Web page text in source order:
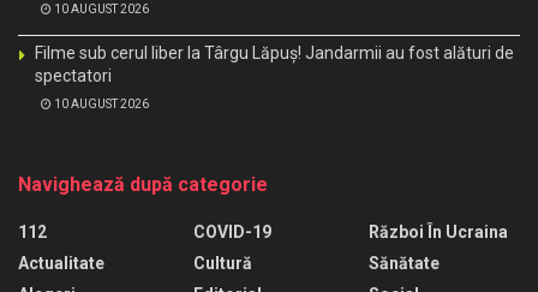
10 AUGUST 2026
Filme sub cerul liber la Târgu Lăpuș! Jandarmii au fost alături de
spectatori
10 AUGUST 2026
Navighează după categorie
112
Actualitate
COVID-19
Cultură
Război În Ucraina
Sănătate